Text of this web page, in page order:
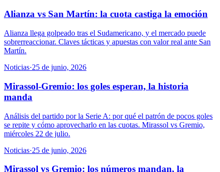
Alianza vs San Martín: la cuota castiga la emoción
Alianza llega golpeado tras el Sudamericano, y el mercado puede
sobrerreaccionar. Claves tácticas y apuestas con valor real ante San
Martín.
Noticias·25 de junio, 2026
Mirassol-Gremio: los goles esperan, la historia
manda
Análisis del partido por la Serie A: por qué el patrón de pocos goles
se repite y cómo aprovecharlo en las cuotas. Mirassol vs Gremio,
miércoles 22 de julio.
Noticias·25 de junio, 2026
Mirassol vs Gremio: los números mandan, la